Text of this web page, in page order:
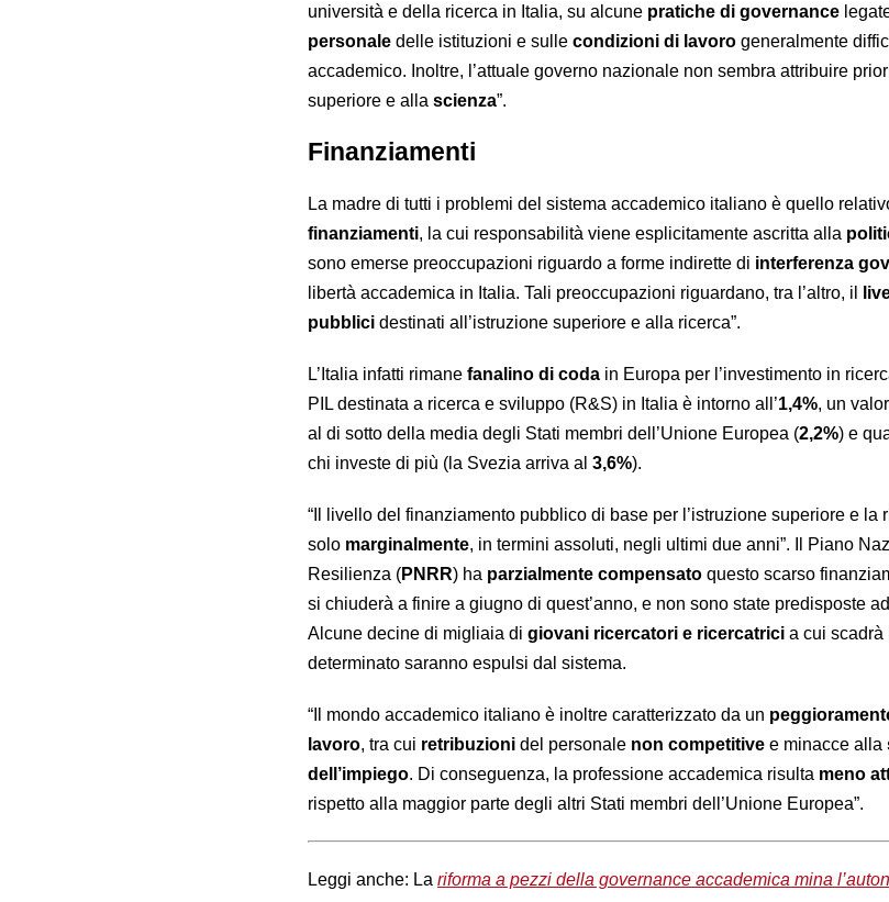
università e della ricerca in Italia, su alcune pratiche di governance
personale delle istituzioni e sulle condizioni di lavoro generalmente
accademico. Inoltre, l’attuale governo nazionale non sembra attribuire
superiore e alla scienza”.
Finanziamenti
La madre di tutti i problemi del sistema accademico italiano è quello
finanziamenti, la cui responsabilità viene esplicitamente ascritta alla
sono emerse preoccupazioni riguardo a forme indirette di interferenza
libertà accademica in Italia. Tali preoccupazioni riguardano, tra l’altro, il
pubblici destinati all’istruzione superiore e alla ricerca”.
L’Italia infatti rimane fanalino di coda in Europa per l’investimento in
PIL destinata a ricerca e sviluppo (R&S) in Italia è intorno all’1,4%, un
al di sotto della media degli Stati membri dell’Unione Europea (2,2%) e
chi investe di più (la Svezia arriva al 3,6%).
“Il livello del finanziamento pubblico di base per l’istruzione superiore e la
solo marginalmente, in termini assoluti, negli ultimi due anni”. Il Piano
Resilienza (PNRR) ha parzialmente compensato questo scarso
si chiuderà a finire a giugno di quest’anno, e non sono state predisposte
Alcune decine di migliaia di giovani ricercatori e ricercatrici a cui scadrà
determinato saranno espulsi dal sistema.
“Il mondo accademico italiano è inoltre caratterizzato da un
lavoro, tra cui retribuzioni del personale non competitive e minacce alla
dell’impiego. Di conseguenza, la professione accademica risulta meno
rispetto alla maggior parte degli altri Stati membri dell’Unione Europea”.
Leggi anche: La riforma a pezzi della governance accademica mina